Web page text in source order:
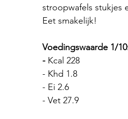
stroopwafels stukjes
Eet smakelijk!
Voedingswaarde 1/
- Kcal 228
- Khd 1.8
- Ei 2.6
- Vet 27.9